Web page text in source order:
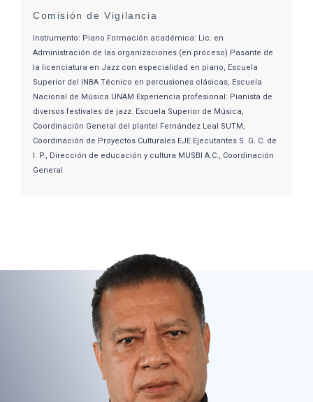
Comisión de Vigilancia
Instrumento: Piano Formación académica: Lic. en
Administración de las organizaciones (en proceso) Pasante de
la licenciatura en Jazz con especialidad en piano, Escuela
Superior del INBA Técnico en percusiones clásicas, Escuela
Nacional de Música UNAM Experiencia profesional: Pianista de
diversos festivales de jazz. Escuela Superior de Música,
Coordinación General del plantel Fernández Leal SUTM,
Coordinación de Proyectos Culturales EJE Ejecutantes S. G. C. de
I. P., Dirección de educación y cultura MUSBI A.C., Coordinación
General